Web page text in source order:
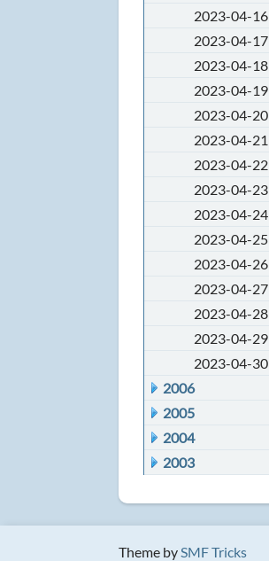
2023-04-16
2023-04-17
2023-04-18
2023-04-19
2023-04-20
2023-04-21
2023-04-22
2023-04-23
2023-04-24
2023-04-25
2023-04-26
2023-04-27
2023-04-28
2023-04-29
2023-04-30
2006
2005
2004
2003
Theme bySMF Tricks